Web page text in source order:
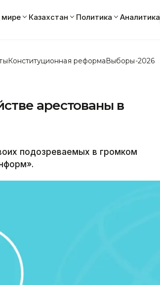
мире Казахстан Политика Аналитика
Конституционная реформаВыборы-2026
арестованы в
подозреваемых в громком